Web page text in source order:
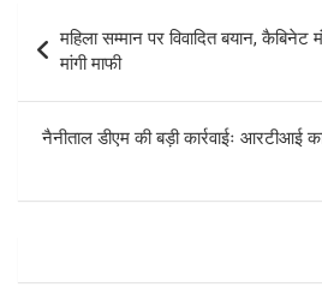
Post
navigation
महिला सम्मान पर विवादित बयान,
मांगी माफी
नैनीताल डीएम की बड़ी कार्रवाईः आरटीआई